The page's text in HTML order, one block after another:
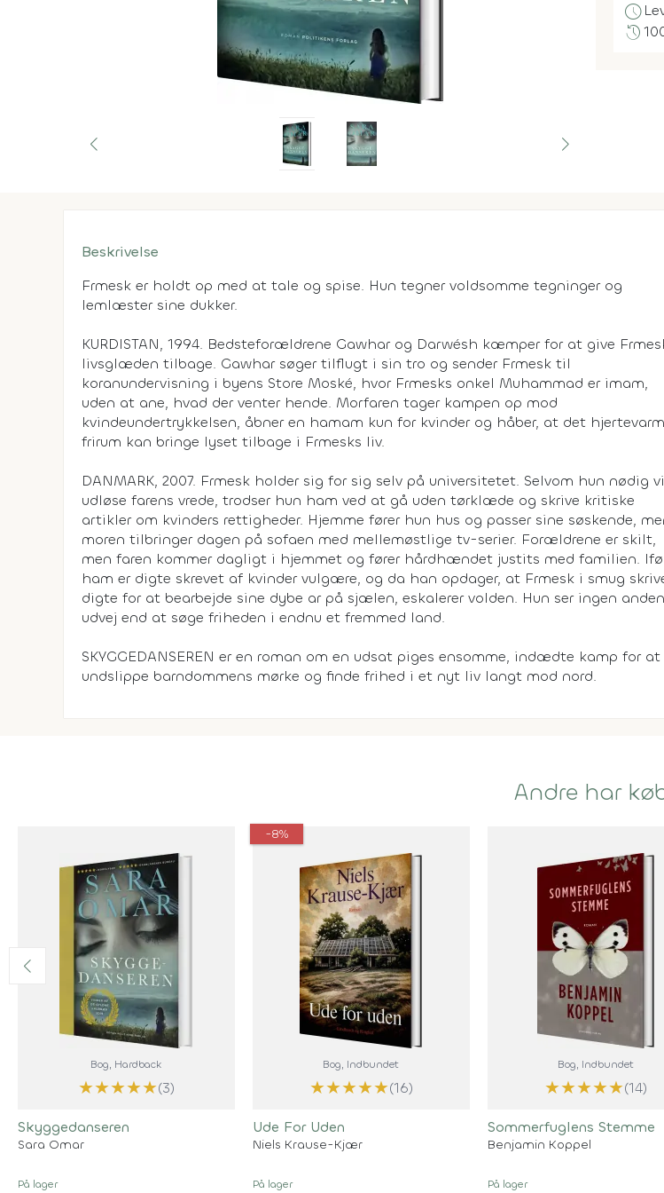
schedule
history
Beskrivelse
Frmesk er holdt op med at tale og spise. Hun tegner voldsomme tegninger og
lemlæster sine dukker.
KURDISTAN, 1994. Bedsteforældrene Gawhar og Darwésh kæmper for at give
livsglæden tilbage. Gawhar søger tilflugt i sin tro og sender Frmesk til
koranundervisning i byens Store Moské, hvor Frmesks onkel Muhammad er imam,
uden at ane, hvad der venter hende. Morfaren tager kampen op mod
kvindeundertrykkelsen, åbner en hamam kun for kvinder og håber, at det
frirum kan bringe lyset tilbage i Frmesks liv.
DANMARK, 2007. Frmesk holder sig for sig selv på universitetet. Selvom hun nødig
udløse farens vrede, trodser hun ham ved at gå uden tørklæde og skrive kritiske
artikler om kvinders rettigheder. Hjemme fører hun hus og passer sine søskende,
moren tilbringer dagen på sofaen med mellemøstlige tv-serier. Forældrene er skilt,
men faren kommer dagligt i hjemmet og fører hårdhændet justits med familien.
ham er digte skrevet af kvinder vulgære, og da han opdager, at Frmesk i smug
digte for at bearbejde sine dybe ar på sjælen, eskalerer volden. Hun ser ingen anden
udvej end at søge friheden i endnu et fremmed land.
SKYGGEDANSEREN er en roman om en udsat piges ensomme, indædte kamp for at
undslippe barndommens mørke og finde frihed i et nyt liv langt mod nord.
Andre har
Bog, Hardback
★★★★★(3)
Skyggedanseren
Sara Omar
På lager
-8%
Bog, Indbundet
★★★★★(16)
Ude For Uden
Niels Krause-Kjær
På lager
Bog, Indbundet
★★★★★(14)
Sommerfuglens Stemme
Benjamin Koppel
På lager